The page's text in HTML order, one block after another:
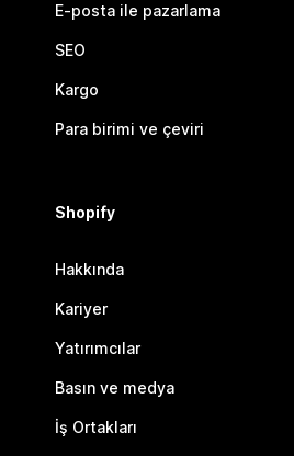
E-posta ile pazarlama
SEO
Kargo
Para birimi ve çeviri
Shopify
Hakkında
Kariyer
Yatırımcılar
Basın ve medya
İş Ortakları